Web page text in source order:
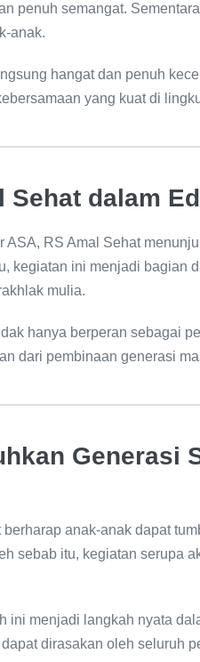
penuh semangat.
anak.
hangat dan penuh
yang kuat di
Sehat dalam
ASA, RS Amal Sehat
kegiatan ini menjadi bagian
mulia.
hanya berperan sebagai
dari pembinaan generasi
Generasi
anak-anak dapat
sebab itu, kegiatan serupa
ini menjadi langkah nyata
dirasakan oleh seluruh